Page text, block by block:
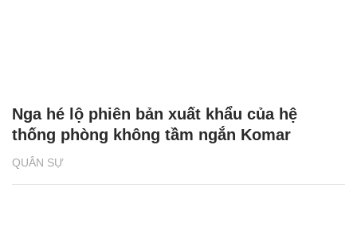
QUÂN SỰ
Nga hé lộ phiên bản xuất khẩu của hệ
thống phòng không tầm ngắn Komar